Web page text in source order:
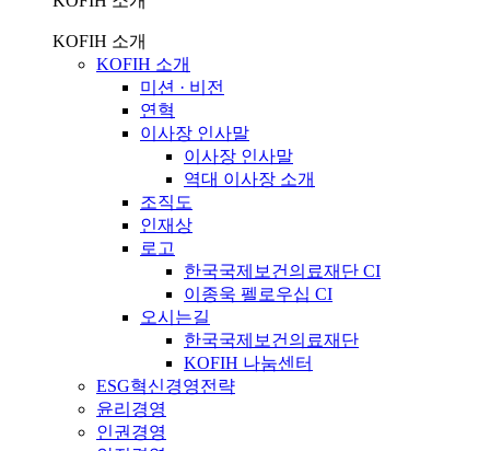
KOFIH 소개
KOFIH 소개
미션 · 비전
연혁
이사장 인사말
이사장 인사말
역대 이사장 소개
조직도
인재상
로고
한국국제보건의료재단 CI
이종욱 펠로우십 CI
오시는길
한국국제보건의료재단
KOFIH 나눔센터
ESG혁신경영전략
윤리경영
인권경영